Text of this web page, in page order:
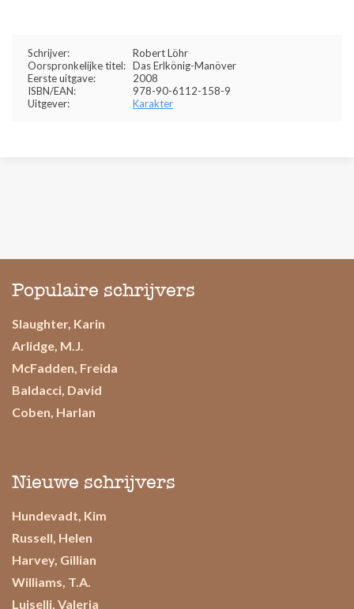
Schrijver:
Robert Löhr
Oorspronkelijke titel: Das Erlkönig-Manöver
Eerste uitgave:
2008
ISBN/EAN:
978-90-6112-158-9
Uitgever:
Karakter
Populaire schrijvers
Slaughter, Karin
Arlidge, M.J.
McFadden, Freida
Baldacci, David
Coben, Harlan
Nieuwe schrijvers
Hundevadt, Kim
Russell, Helen
Harvey, Gillian
Williams, T.A.
Luiselli, Valeria